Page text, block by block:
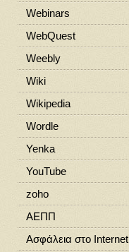
Webinars
WebQuest
Weebly
Wiki
Wikipedia
Wordle
Yenka
YouTube
zoho
ΑΕΠΠ
Ασφάλεια στο Ιnternet